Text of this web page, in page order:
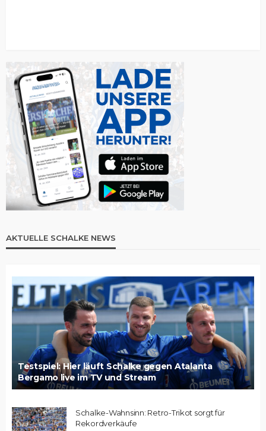
AKTUELLE SCHALKE NEWS
Testspiel: Hier läuft Schalke gegen Atalanta
Bergamo live im TV und Stream
Schalke-Wahnsinn: Retro-Trikot sorgt für
Rekordverkäufe